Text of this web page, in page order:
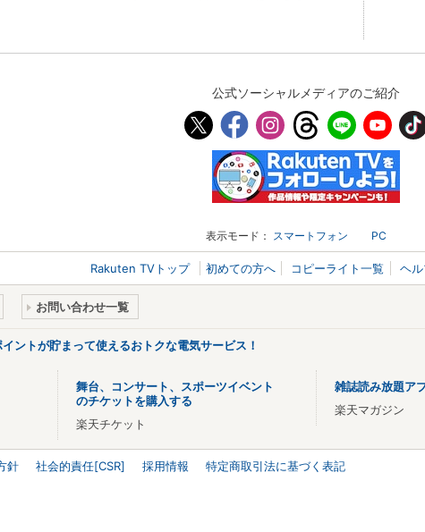
公式ソーシャルメディアのご紹介
表示モード： スマートフォン PC
Rakuten TVトップ 初めての方へ コピーライト一覧 ヘ
お問い合わせ一覧
イントが貯まって使えるおトクな電気サービス！
舞台、コンサート、スポーツイベント
のチケットを購入する
楽天チケット
雑誌読み放題ア
楽天マガジン
針 社会的責任[CSR] 採用情報
特定商取引法に基づく表記